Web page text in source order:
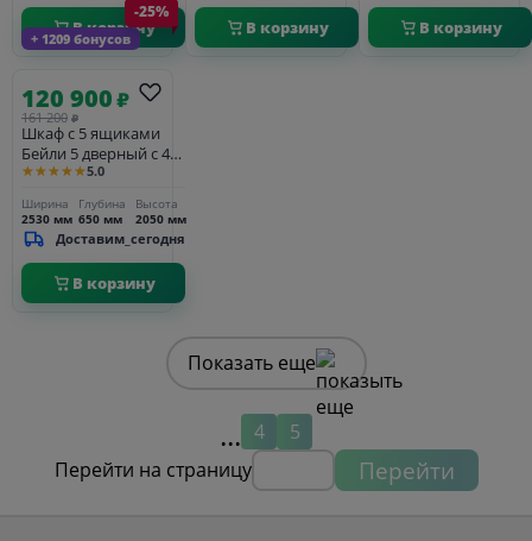
В корзину В корзину В корзину
+ 1209 бонусов
-25%
120 900₽
161 200 ₽
Шкаф c 5 ящиками
Бейли 5 дверный с 4
стеклянными
белый воск
★★★★★5.0
Ширина
2530 мм
Глубина
650 мм
Высота
2050 мм
Доставим_сегодня
В корзину
Показать еще
... 4
5
Перейти на страницу
Перейти